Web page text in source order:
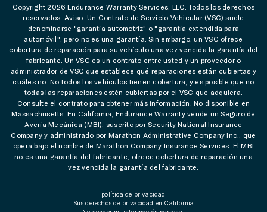
Copyright 2026 Endurance Warranty Services, LLC. Todos los derechos
reservados. Aviso: Un Contrato de Servicio Vehicular (VSC) suele
denominarse "garantía automotriz" o "garantía extendida para
automóvil", pero no es una garantía. Sin embargo, un VSC ofrece
cobertura de reparación para su vehículo una vez vencida la garantía del
fabricante. Un VSC es un contrato entre usted y un proveedor o
administrador de VSC que establece qué reparaciones están cubiertas y
cuáles no. No todos los vehículos tienen cobertura, y es posible que no
todas las reparaciones estén cubiertas por el VSC que adquiera.
Consulte el contrato para obtener más información. No disponible en
Massachusetts. En California, Endurance Warranty vende un Seguro de
Avería Mecánica (MBI), suscrito por Security National Insurance
Company y administrado por Marathon Administrative Company Inc., que
opera bajo el nombre de Marathon Company Insurance Services. El MBI
no es una garantía del fabricante; ofrece cobertura de reparación una
vez vencida la garantía del fabricante.
política de privacidad
Sus derechos de privacidad en California